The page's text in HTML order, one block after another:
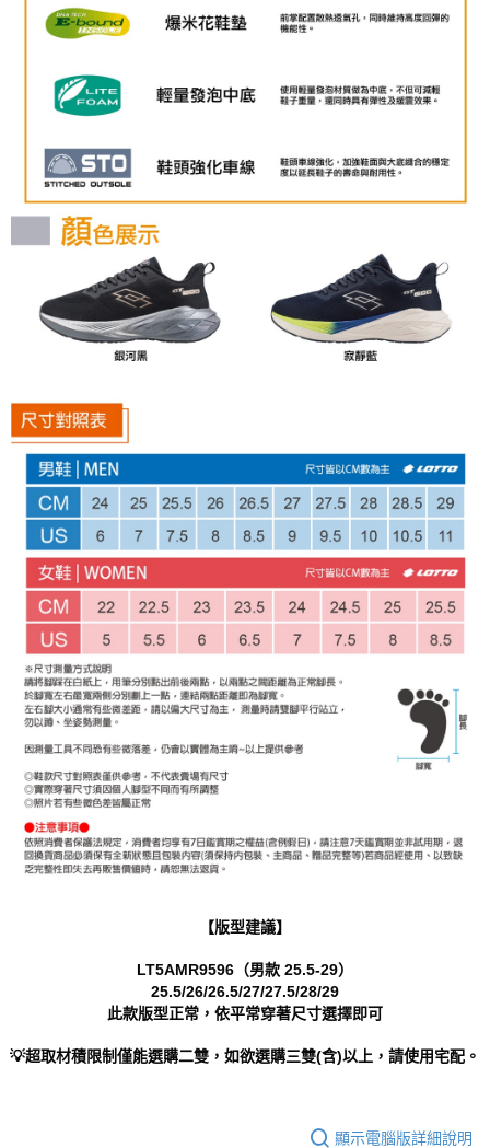
【版型建議】
LT5AMR9596（男款 25.5-29）
25.5/26/26.5/27/27.5/28/29
此款版型正常，依平常穿著尺寸選擇即可
💡超取材積限制僅能選購二雙，如欲選購三雙(含)以上，請使用宅配。
顯示電腦版詳細說明